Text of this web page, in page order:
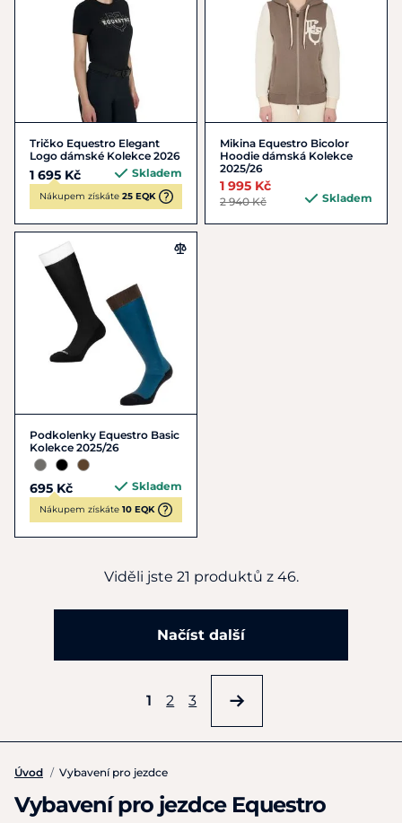
Tričko Equestro Elegant
Logo dámské Kolekce 2026
1 695 Kč Skladem
Nákupem získáte 25 EQK
Mikina Equestro Bicolor
Hoodie dámská Kolekce
2025/26
1 995 Kč
2 940 Kč Skladem
Podkolenky Equestro Basic
Kolekce 2025/26
695 Kč Skladem
Nákupem získáte 10 EQK
Viděli jste 21 produktů z 46.
Načíst další
1 2 3
Úvod / Vybavení pro jezdce
Vybavení pro jezdce Equestro